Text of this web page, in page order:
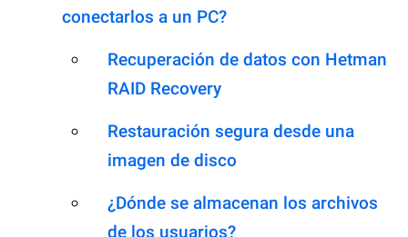
conectarlos a un PC?
Recuperación de datos con Hetman
RAID Recovery
Restauración segura desde una
imagen de disco
¿Dónde se almacenan los archivos
de los usuarios?